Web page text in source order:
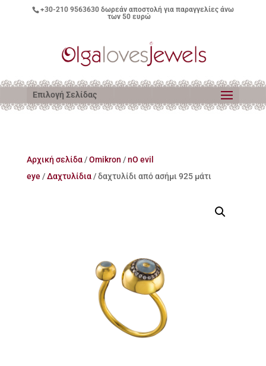
+30-210 9563630δωρεάν αποστολή για παραγγελίες άνω
των 50 ευρώ
Επιλογή Σελίδας
Αρχική σελίδα/Omikron /nO evil
eye /Δαχτυλίδια/ δαχτυλίδι από ασήμι 925 μάτι